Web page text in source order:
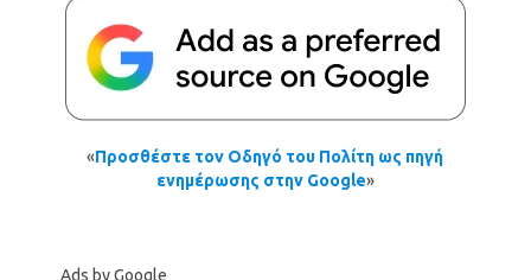
«Προσθέστε τον Οδηγό του Πολίτη ως πηγή
ενημέρωσης στην Google»
Ads by Google